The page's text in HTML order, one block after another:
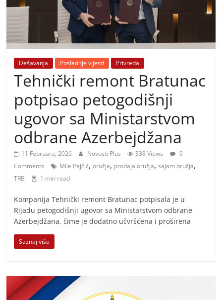
i
t
i
v
n
i
h
v
i
e
s
t
i
Dešavanja Poslednje vijesti Privreda
Tehnički remont Bratunac
potpisao petogodišnji
ugovor sa Ministarstvom
odbrane Azerbejdžana
11 Februara, 2026 Novosti Plus 338 Views
0
Comments
Mile Pejčić,oružje, prodaja oružja,sajam oružja,
TRB 1 min read
Kompanija Tehnički remont Bratunac potpisala je u
Rijadu petogodišnji ugovor sa Ministarstvom odbrane
Azerbejdžana, čime je dodatno učvršćena i proširena
Saznaj više